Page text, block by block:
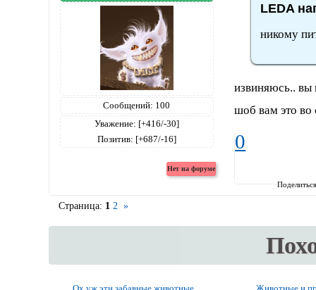
Сообщений: 100
Уважение: [+416/-30]
Позитив: [+687/-16]
LEDA
никому
извиняюсь..
шоб вам это
0
Страница: 1 2 »